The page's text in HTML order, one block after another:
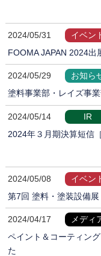
2024/05/31
イベン
FOOMA JAPAN 2024出
2024/05/29
お知ら
塗料事業部・レイズ事
2024/05/14
IR
2024年３月期決算短信
2024/05/08
イベン
第7回 塗料・塗装設備
2024/04/17
メディ
ペイント＆コーティン
た